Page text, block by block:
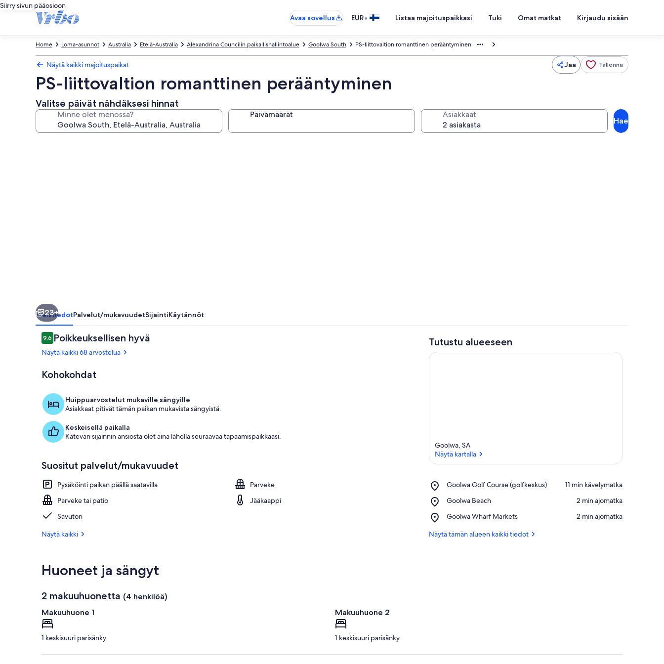
Siirry sivun pääosioon
Avaa sovellus
EUR• Listaa majoituspaikkasi Tuki Omat matkat Kirjaudu sisään
PS-liittovaltion romanttinen perääntyminen
Goolwa South
Alexandrina Councilin paikallishallintoalue
Etelä-Australia
Australia
Loma-asunnot
Home
Näytä kaikki majoituspaikat Jaa Tallenna
PS-liittovaltion romanttinen perääntyminen
Valitse päivät nähdäksesi hinnat
Minne olet menossa? Päivämäärät Asiakkaat
Hae
23+
YleistiedotPalvelut/mukavuudetSijaintiKäytännöt
Arvostelut
9,69,6 kautta 10.
Poikkeuksellisen hyvä
Näytä kaikki 68 arvostelua
Kohokohdat
Huippuarvostelut mukaville sängyille
Asiakkaat pitivät tämän paikan mukavista sängyistä.
Keskeisellä paikalla
Kätevän sijainnin ansiosta olet aina lähellä seuraavaa tapaamispaikkaasi.
Suositut palvelut/mukavuudet
Pysäköinti paikan päällä saatavilla
Parveke
Parveke tai patio
Jääkaappi
Savuton
Näytä kaikki
Tutustu alueeseen
Näytä kartalla
Goolwa, SA
Näytä kartalla
Goolwa Golf Course (golfkeskus)
Place,
Golf
(golfkeskus)
‪11 min kävelymatka‬
Goolwa Beach
Place,
Beach
‪2 min ajomatka‬
Goolwa Wharf Markets
Place,
Wharf
‪2 min ajomatka‬
Näytä tämän alueen kaikki tiedot
Huoneet ja sängyt
2 makuuhuonetta (4 henkilöä)
Makuuhuone 1
1 keskisuuri parisänky
Makuuhuone 2
1 keskisuuri parisänky